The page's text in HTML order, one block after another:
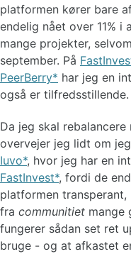
platformen kører bare
endelig nået over 11%
mange projekter,
september. På
PeerBerry
har jeg en
også er tilfredsstillende.
Da jeg skal
overvejer jeg lidt om
Iuvo , hvor jeg har en
FastInvest , fordi de
platformen
fra communitiet mange
fungerer sådan set ret
bruge - og at afkastet